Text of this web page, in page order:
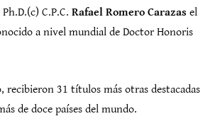
C.P.C. Rafael Romero Carazas el
a nivel mundial de Doctor Honoris
recibieron 31 títulos más otras destacadas
de doce países del mundo.